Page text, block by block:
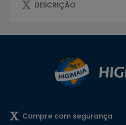
DESCRIÇÃO
Compre com segurança